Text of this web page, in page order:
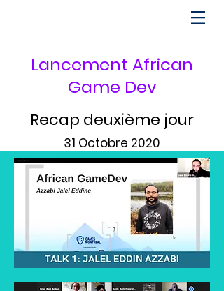
Lancement African
Game Dev
Recap deuxième jour
31 Octobre 2020